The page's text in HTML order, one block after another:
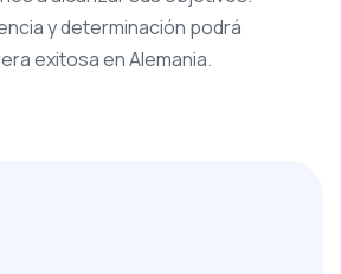
y determinación podrá
exitosa en Alemania.